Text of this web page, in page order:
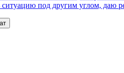
под другим углом, даю